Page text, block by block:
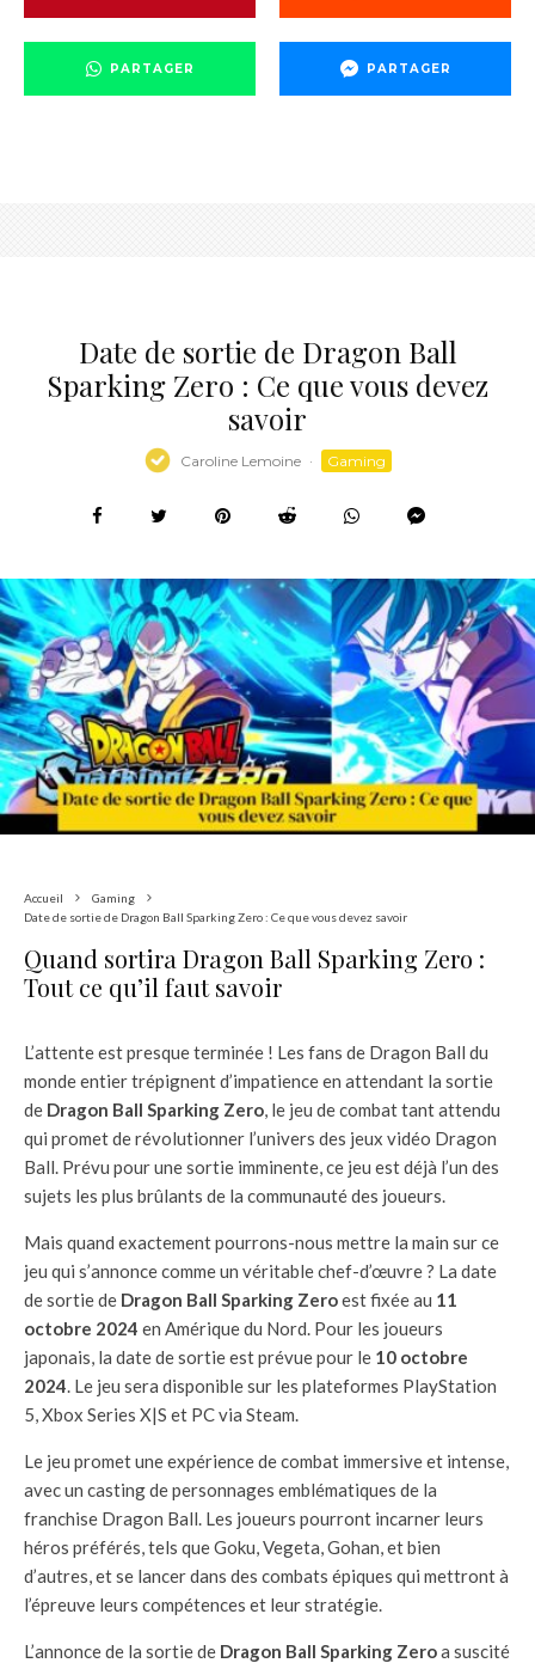
PARTAGER PARTAGER
Date de sortie de Dragon Ball
Sparking Zero : Ce que vous devez
savoir
Caroline Lemoine · Gaming
Accueil
Gaming
Date de sortie de Dragon Ball Sparking Zero : Ce que vous devez savoir
Quand sortira Dragon Ball Sparking Zero :
Tout ce qu’il faut savoir
L’attente est presque terminée ! Les fans de Dragon Ball du
monde entier trépignent d’impatience en attendant la sortie
de Dragon Ball Sparking Zero, le jeu de combat tant attendu
qui promet de révolutionner l’univers des jeux vidéo Dragon
Ball. Prévu pour une sortie imminente, ce jeu est déjà l’un des
sujets les plus brûlants de la communauté des joueurs.
Mais quand exactement pourrons-nous mettre la main sur ce
jeu qui s’annonce comme un véritable chef-d’œuvre ? La date
de sortie de Dragon Ball Sparking Zeroest fixée au 11
octobre 2024 en Amérique du Nord. Pour les joueurs
japonais, la date de sortie est prévue pour le 10 octobre
2024. Le jeu sera disponible sur les plateformes PlayStation
5, Xbox Series X|S et PC via Steam.
Le jeu promet une expérience de combat immersive et intense,
avec un casting de personnages emblématiques de la
franchise Dragon Ball. Les joueurs pourront incarner leurs
héros préférés, tels que Goku, Vegeta, Gohan, et bien
d’autres, et se lancer dans des combats épiques qui mettront à
l’épreuve leurs compétences et leur stratégie.
L’annonce de la sortie de Dragon Ball Sparking Zeroa suscité